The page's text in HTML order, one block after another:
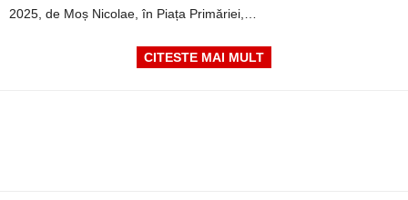
2025, de Moș Nicolae, în Piața Primăriei,…
CITESTE MAI MULT